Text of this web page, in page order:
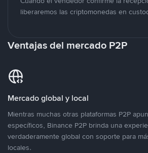
liberaremos las criptomonedas en
Ventajas del mercado P2P
Mercado global y local
Mientras muchas otras plataformas P2P
específicos, Binance P2P brinda una
verdaderamente global con soporte para
locales.